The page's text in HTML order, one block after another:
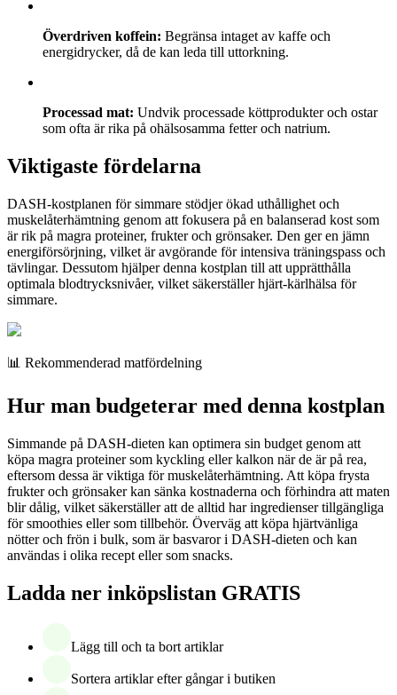
Överdriven koffein: Begränsa intaget av kaffe och
energidrycker, då de kan leda till uttorkning.
Processad mat: Undvik processade köttprodukter och ostar
som ofta är rika på ohälsosamma fetter och natrium.
Viktigaste fördelarna
DASH-kostplanen för simmare stödjer ökad uthållighet och
muskelåterhämtning genom att fokusera på en balanserad kost som
är rik på magra proteiner, frukter och grönsaker. Den ger en jämn
energiförsörjning, vilket är avgörande för intensiva träningspass och
tävlingar. Dessutom hjälper denna kostplan till att upprätthålla
optimala blodtrycksnivåer, vilket säkerställer hjärt-kärlhälsa för
simmare.
📊 Rekommenderad matfördelning
Hur man budgeterar med denna kostplan
Simmande på DASH-dieten kan optimera sin budget genom att
köpa magra proteiner som kyckling eller kalkon när de är på rea,
eftersom dessa är viktiga för muskelåterhämtning. Att köpa frysta
frukter och grönsaker kan sänka kostnaderna och förhindra att maten
blir dålig, vilket säkerställer att de alltid har ingredienser tillgängliga
för smoothies eller som tillbehör. Överväg att köpa hjärtvänliga
nötter och frön i bulk, som är basvaror i DASH-dieten och kan
användas i olika recept eller som snacks.
Ladda ner inköpslistan GRATIS
Lägg till och ta bort artiklar
Sortera artiklar efter gångar i butiken